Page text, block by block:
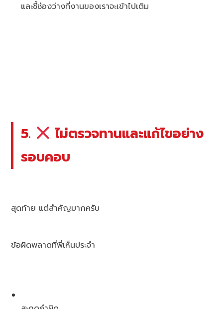
และชี้ช่องว่างที่งานของเราจะเข้าไปเติม
5.
ไม่ตรวจทานและแก้ไขอย่าง
รอบคอบ
สุดท้าย แต่สำคัญมากครับ
ข้อผิดพลาดที่พี่เห็นประจำ